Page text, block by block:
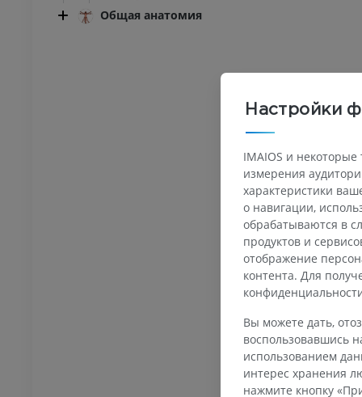
Общая анатомия
ПРЕДПЛЮСНА - СТОПА
МРТ переднего отдела
МРТ нижней конечности
Настройки
IMAIOS и
измерения
характеристики
о навигации,
обрабатываются в
продуктов и
отображение
контента. Для
Вы можете дать,
воспользовавшись
использованием
интерес хранения
нажмите кнопку